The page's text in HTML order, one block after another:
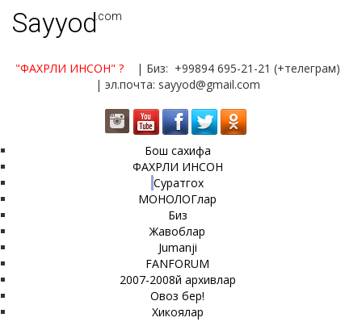
Sayyod.com
"ФАХРЛИ ИНСОН" ?
| Биз: +99894 695-21-21 (+телеграм)
| эл.почта: sayyod@gmail.com
Бош сахифа
ФАХРЛИ ИНСОН
Суратгох
МОНОЛОГлар
Биз
Жавоблар
Jumanji
FANFORUM
2007-2008й архивлар
Овоз бер!
Хикоялар